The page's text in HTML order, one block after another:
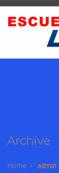
Archive
Home admin